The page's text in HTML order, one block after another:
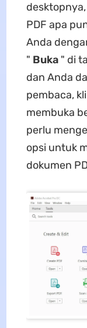
PDF apa
Anda
" Buka" di
dan Anda
pembaca,
membuka
perlu
opsi untuk
dokumen